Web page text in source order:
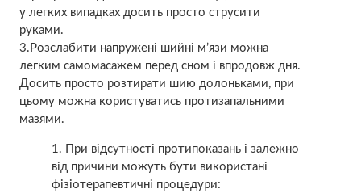
у легких випадках досить просто струсити
руками.
3.Розслабити напружені шийні м’язи можна
легким самомасажем перед сном і впродовж дня.
Досить просто розтирати шию долоньками, при
цьому можна користуватись протизапальними
мазями.
При відсутності протипоказань і залежно
від причини можуть бути використані
фізіотерапевтичні процедури: